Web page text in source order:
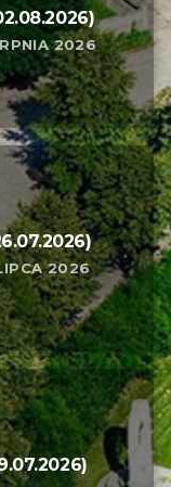
2026
2026